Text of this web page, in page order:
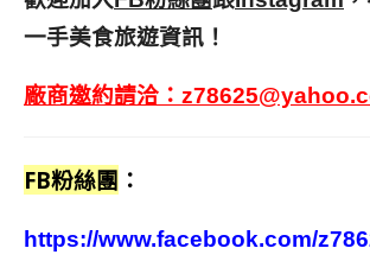
一手美食旅遊資訊！
廠商邀約請洽：
FB粉絲團 ：
https://www.facebook.com/